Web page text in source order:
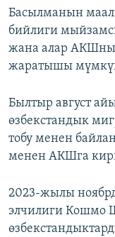
Басылманын
бийлиги
жана алар
жаратышы
Былтыр август
өзбекстандык
тобу менен
менен АКШга
2023-жылы
элчилиги Кошмо